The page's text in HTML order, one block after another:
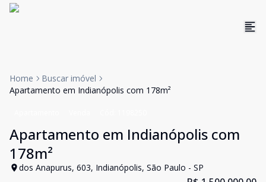
Home
Buscar imóvel
Apartamento em Indianópolis com 178m²
Apartamento em Indianópolis com
178m²
dos Anapurus, 603, Indianópolis, São Paulo - SP